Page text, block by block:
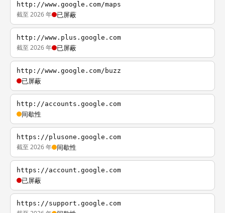
http://www.google.com/maps
截至 2026 年 已屏蔽
http://www.plus.google.com
截至 2026 年 已屏蔽
http://www.google.com/buzz
已屏蔽
http://accounts.google.com
间歇性
https://plusone.google.com
截至 2026 年 间歇性
https://account.google.com
已屏蔽
https://support.google.com